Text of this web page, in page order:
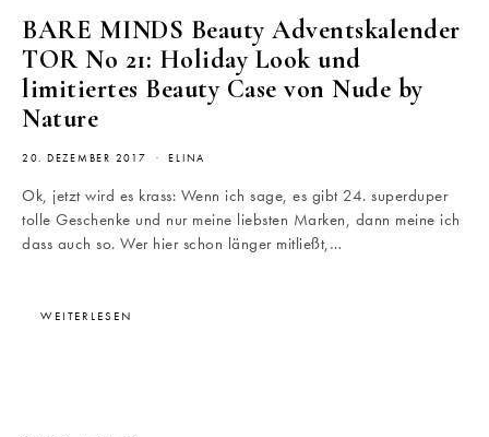
BARE MINDS Beauty Adventskalender
TOR No 21: Holiday Look und
limitiertes Beauty Case von Nude by
Nature
20. DEZEMBER 2017 ELINA
Ok, jetzt wird es krass: Wenn ich sage, es gibt 24. superduper
tolle Geschenke und nur meine liebsten Marken, dann meine ich
dass auch so. Wer hier schon länger mitließt,…
WEITERLESEN